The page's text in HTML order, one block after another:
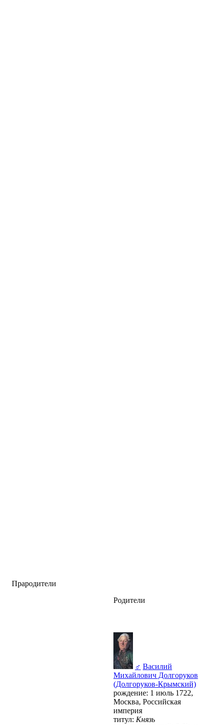
Прародители
Родители
♂ Василий
Михайлович Долгоруков
(Долгоруков-Крымский)
рождение: 1 июль 1722,
Москва, Российская
империя
титул: Князь